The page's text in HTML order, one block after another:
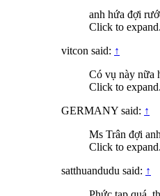
anh hứa đợi
Click to
vitcon said: ↑
Có vụ này nữa
Click to
GERMANY said: ↑
Ms Trân đợi
Click to
satthuandudu said: ↑